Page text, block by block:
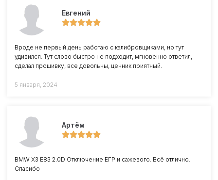
Евгений
Вроде не первый день работаю с калибровщиками, но тут
удивился. Тут слово быстро не подходит, мгновенно ответил,
сделал прошивку, все довольны, ценник приятный.
5 января, 2024
Артём
BMW X3 E83 2.0D Отключение ЕГР и сажевого. Всё отлично.
Спасибо